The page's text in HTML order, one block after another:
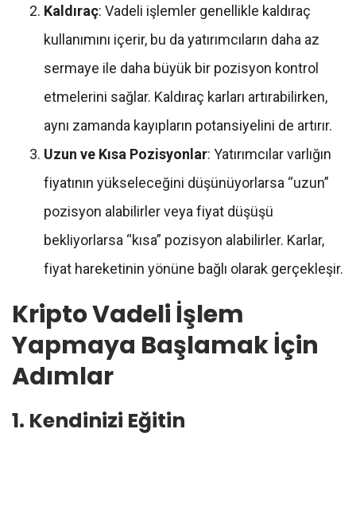
Kaldıraç: Vadeli işlemler genellikle kaldıraç
kullanımını içerir, bu da yatırımcıların daha az
sermaye ile daha büyük bir pozisyon kontrol
etmelerini sağlar. Kaldıraç karları artırabilirken,
aynı zamanda kayıpların potansiyelini de artırır.
Uzun ve Kısa Pozisyonlar: Yatırımcılar varlığın
fiyatının yükseleceğini düşünüyorlarsa “uzun”
pozisyon alabilirler veya fiyat düşüşü
bekliyorlarsa “kısa” pozisyon alabilirler. Karlar,
fiyat hareketinin yönüne bağlı olarak gerçekleşir.
Kripto Vadeli İşlem
Yapmaya Başlamak İçin
Adımlar
1. Kendinizi Eğitin